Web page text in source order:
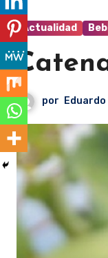
Actualidad
por Eduardo